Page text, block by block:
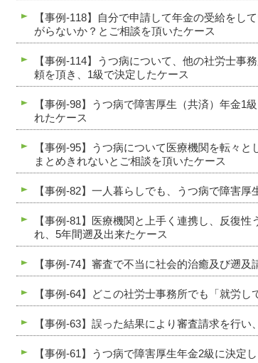
【事例-118】自分で申請して年金の受給をし
がらないか？とご相談を頂いたケース
【事例-114】うつ病について、他の社労士事
頼を頂き、1級で決定したケース
【事例-98】うつ病で障害厚生（共済）年金1
れたケース
【事例-95】うつ病について医療機関を転々
まとめきれないとご相談を頂いたケース
【事例-82】一人暮らしでも、うつ病で障害
【事例-81】医療機関と上手く連携し、反復
れ、5年間遡及出来たケース
【事例-74】審査で不当に社会的治癒及び遡及
【事例-64】どこの社労士事務所でも「就労
【事例-63】誤った結果により審査請求を行
【事例-61】うつ病で障害厚生年金2級に決定